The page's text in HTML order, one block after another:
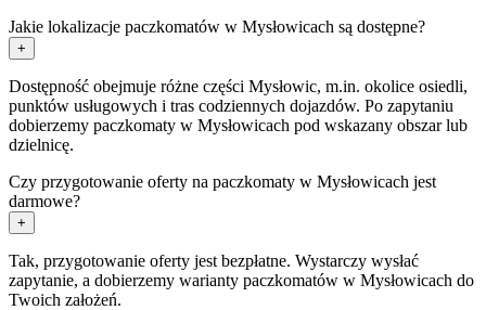
Jakie lokalizacje paczkomatów w Mysłowicach są dostępne?
+
Dostępność obejmuje różne części Mysłowic, m.in. okolice osiedli,
punktów usługowych i tras codziennych dojazdów. Po zapytaniu
dobierzemy paczkomaty w Mysłowicach pod wskazany obszar lub
dzielnicę.
Czy przygotowanie oferty na paczkomaty w Mysłowicach jest
darmowe?
+
Tak, przygotowanie oferty jest bezpłatne. Wystarczy wysłać
zapytanie, a dobierzemy warianty paczkomatów w Mysłowicach do
Twoich założeń.